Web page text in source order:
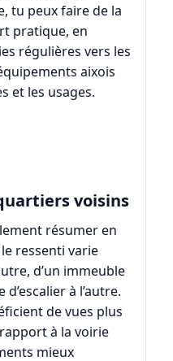
tu peux faire de la
pratique, en
régulières vers les
aixois
et les usages.
voisins
résumer en
ressenti varie
d’un immeuble
d’escalier à l’autre.
de vues plus
à la voirie
mieux